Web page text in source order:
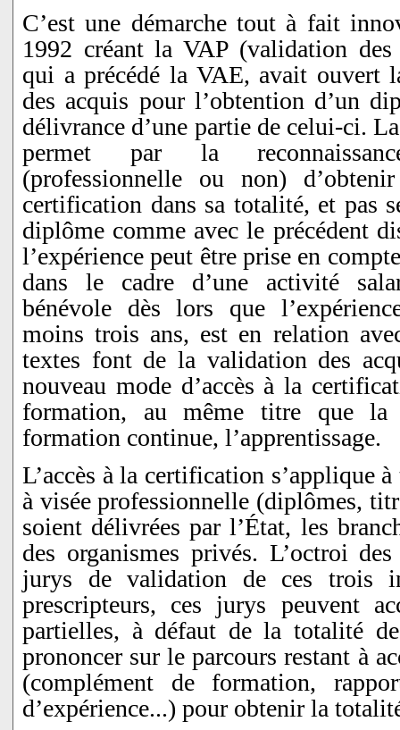
C’est une démarche tout à fait
1992 créant la VAP (validation des
qui a précédé la VAE, avait ouvert
des acquis pour l’obtention d’un
délivrance d’une partie de celui-ci.
permet par la
(professionnelle ou non)
certification dans sa totalité, et pas
diplôme comme avec le précédent
l’expérience peut être prise en
dans le cadre d’une activité
bénévole dès lors que
moins trois ans, est en relation
textes font de la validation des
nouveau mode d’accès à la
formation, au même titre que
formation continue, l’apprentissage.
L’accès à la certification s’applique
à visée professionnelle (diplômes,
soient délivrées par l’État, les
des organismes privés. L’octroi
jurys de validation de ces trois
prescripteurs, ces jurys peuvent
partielles, à défaut de la totalité
prononcer sur le parcours restant à
(complément de formation,
d’expérience...) pour obtenir la